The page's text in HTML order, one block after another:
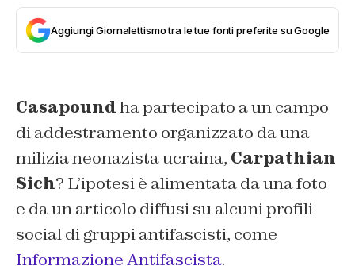
Aggiungi Giornalettismo tra le tue fonti preferite su Google
Casapoundha partecipato a un campo
di addestramento organizzato da una
milizia neonazista ucraina, Carpathian
Sich? L’ipotesi è alimentata da una foto
e da un articolo diffusi su alcuni profili
social di gruppi antifascisti, come
Informazione Antifascista.